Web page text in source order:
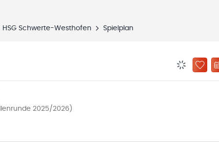
HSG Schwerte-Westhofen Spielplan
ZU
2025/2026)